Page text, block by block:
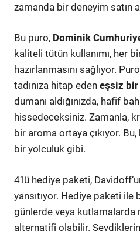
zamanda bir deneyim satın
Bu puro, Dominik
kaliteli tütün kullanımı, her
hazırlanmasını sağlıyor.
tadınıza hitap eden eşsiz
dumanı aldığınızda, hafif
hissedeceksiniz. Zamanla,
bir aroma ortaya çıkıyor.
bir yolculuk gibi.
4’lü hediye paketi,
yansıtıyor. Hediye paketi
günlerde veya kutlamalarda
alternatifi olabilir.